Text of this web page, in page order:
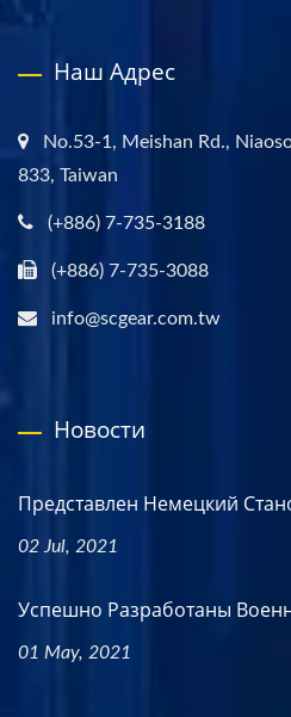
Наш Адрес
No.53-1, Meishan Rd.,
833, Taiwan
(+886) 7-735-3188
(+886) 7-735-3088
info@scgear.com.tw
Новости
Представлен Немецкий
02 Jul, 2021
Успешно Разработаны
01 May, 2021